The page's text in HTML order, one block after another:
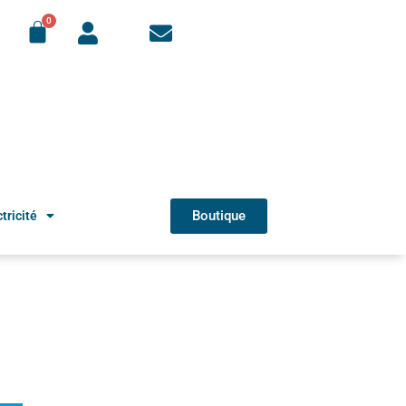
Boutique